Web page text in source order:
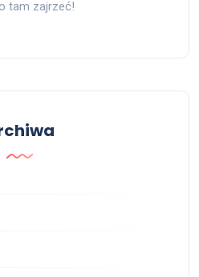
tam zajrzeć!